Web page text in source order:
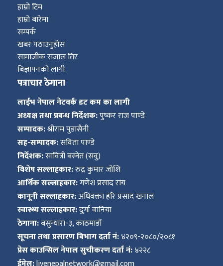
हाम्रो टिम
हाम्रो बारेमा
सम्पर्क
खबर पठाउनुहोस
सामाजीक संजाल तिर
बिज्ञापनको लागी
पत्राचार ठेगाना
लाईभ नेपाल नेटवर्क डट कम का लागी
अध्यक्ष तथा प्रबन्ध निर्देशक:पुष्कर राज पाण्डे
सम्पादक:श्रीराम पुडासैनी
सह-सम्पादक:सविता पाण्डे
निर्देशक:सावित्री बस्नेत (सवु)
विशेष सल्लाहकार:रुद्र कुमार जोशि
आर्थिक सल्लाहकार:गणेश प्रसाद राय
कानूनी सल्लाहकार:अधिवक्ता हरि प्रसाद खनाल
स्वास्थ्य सल्लाहकार:दुर्गा वानिया
ठेगाना:बसुन्धारा-३, काठमाडौं
सूचना तथा प्रसारण बिभाग दर्ता नं:४२०९-२०८०/२०८१
प्रेस काउन्सिल नेपाल सुचीकरण दर्ता नं:४२२८